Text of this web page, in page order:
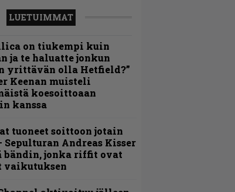
LUETUIMMAT
on tiukempi kuin
ja te haluatte jonkun
yrittävän olla Hetfield?”
Keenan muisteli
koesoittoaan
kanssa
tuoneet soittoon jotain
Sepulturan Andreas Kisser
bändin, jonka riffit ovat
vaikutuksen